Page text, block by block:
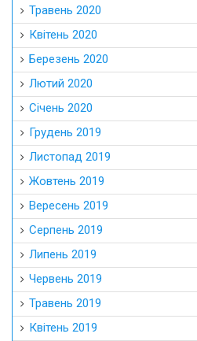
Травень 2020
Квітень 2020
Березень 2020
Лютий 2020
Січень 2020
Грудень 2019
Листопад 2019
Жовтень 2019
Вересень 2019
Серпень 2019
Липень 2019
Червень 2019
Травень 2019
Квітень 2019